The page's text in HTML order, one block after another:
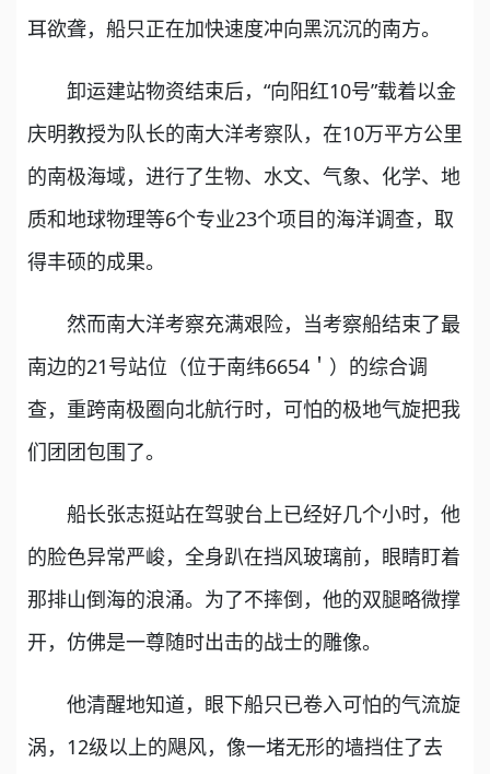
耳欲聋，船只正在加快速度冲向黑沉沉的南方。
卸运建站物资结束后，“向阳红10号”载着以金
庆明教授为队长的南大洋考察队，在10万平方公里
的南极海域，进行了生物、水文、气象、化学、地
质和地球物理等6个专业23个项目的海洋调查，取
得丰硕的成果。
然而南大洋考察充满艰险，当考察船结束了最
南边的21号站位（位于南纬6654＇）的综合调
查，重跨南极圈向北航行时，可怕的极地气旋把我
们团团包围了。
船长张志挺站在驾驶台上已经好几个小时，他
的脸色异常严峻，全身趴在挡风玻璃前，眼睛盯着
那排山倒海的浪涌。为了不摔倒，他的双腿略微撑
开，仿佛是一尊随时出击的战士的雕像。
他清醒地知道，眼下船只已卷入可怕的气流旋
涡，12级以上的飓风，像一堵无形的墙挡住了去